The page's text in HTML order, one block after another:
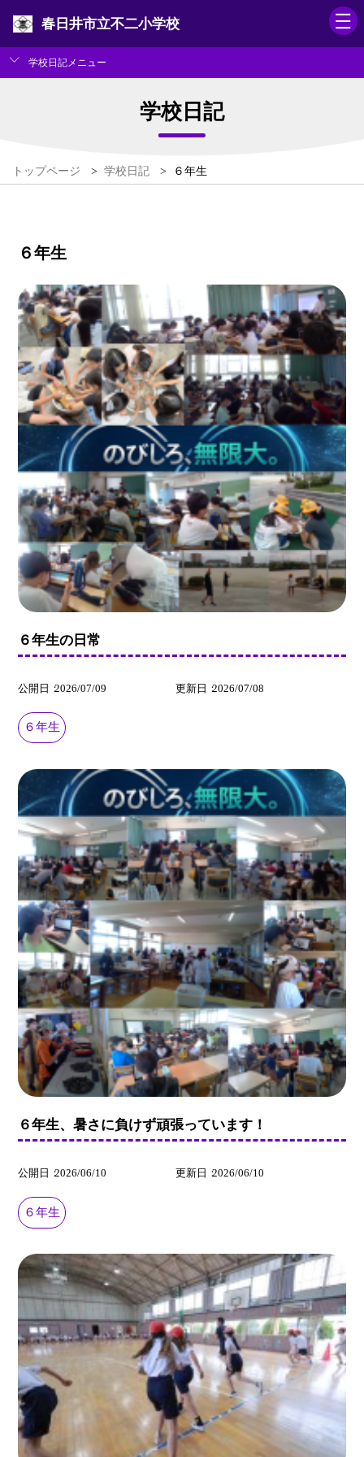
春日井市立不二小学校
学校日記メニュー
学校日記
トップページ > 学校日記 > ６年生
６年生
６年生の日常
公開日 2026/07/09 更新日 2026/07/08
６年生
６年生、暑さに負けず頑張っています！
公開日 2026/06/10 更新日 2026/06/10
６年生